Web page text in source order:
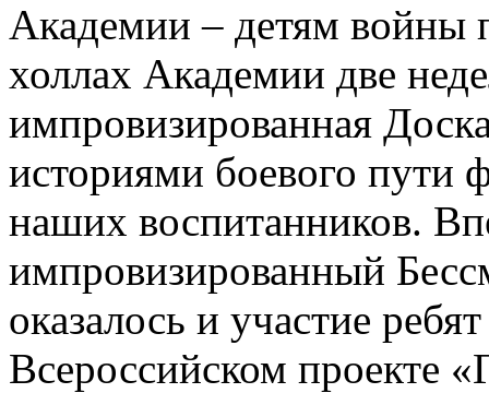
Академии – детям войны
холлах Академии две
импровизированная
историями боевого пути
наших воспитанников.
импровизированный
оказалось и участие
Всероссийском проекте